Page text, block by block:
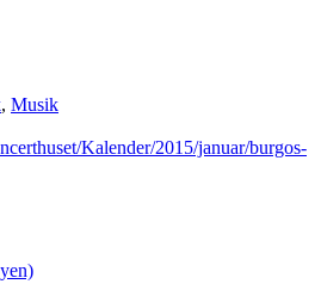
, Musik
Kalender/2015/januar/burgos-